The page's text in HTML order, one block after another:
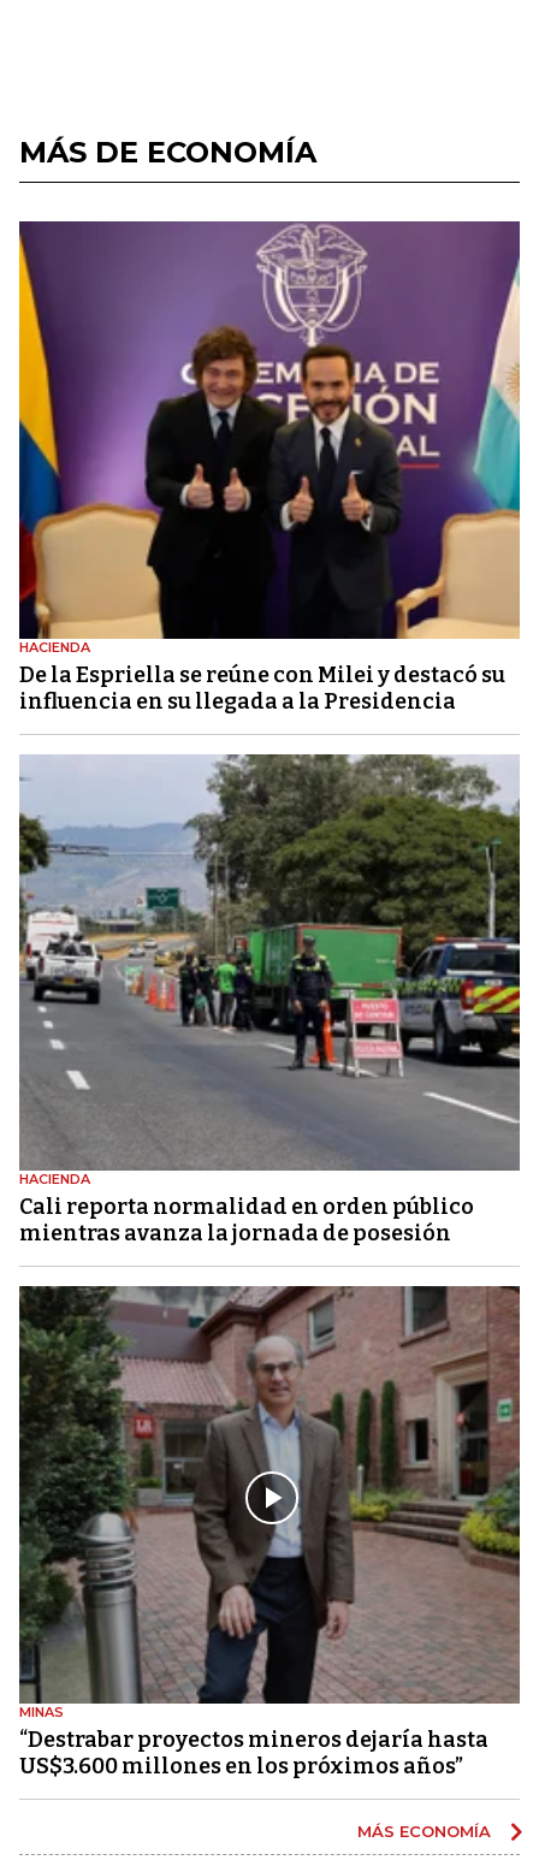
MÁS DE ECONOMÍA
HACIENDA
De la Espriella se reúne con Milei y destacó su
influencia en su llegada a la Presidencia
HACIENDA
Cali reporta normalidad en orden público
mientras avanza la jornada de posesión
MINAS
“Destrabar proyectos mineros dejaría hasta
US$3.600 millones en los próximos años”
MÁS ECONOMÍA